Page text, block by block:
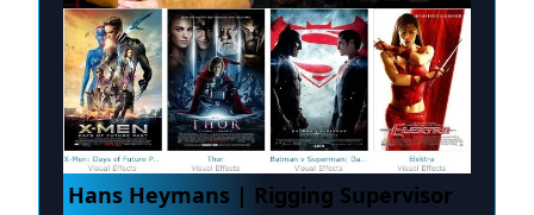
Hans Heymans | Rigging Supervisor